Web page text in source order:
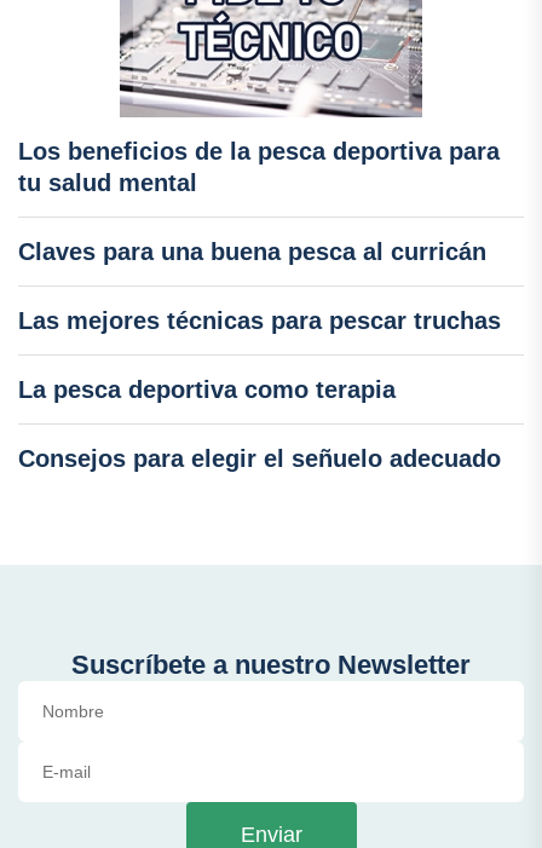
Los beneficios de la pesca deportiva para
tu salud mental
Claves para una buena pesca al curricán
Las mejores técnicas para pescar truchas
La pesca deportiva como terapia
Consejos para elegir el señuelo adecuado
Suscríbete a nuestro Newsletter
Enviar